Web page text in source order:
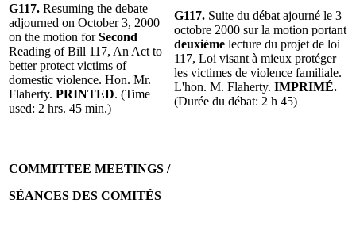
G117. Resuming the debate
adjourned on October 3, 2000
on the motion forSecond
Reading of Bill 117, An Act to
better protect victims of
domestic violence. Hon. Mr.
Flaherty. PRINTED. (Time
used: 2 hrs. 45 min.)
G117. Suite du débat ajourné le 3
octobre 2000 sur la motion portant
deuxième lecture du projet de loi
117, Loi visant à mieux protéger
les victimes de violence familiale.
L'hon. M. Flaherty. IMPRIMÉ.
(Durée du débat: 2 h 45)
COMMITTEE MEETINGS /
SÉANCES DES COMITÉS